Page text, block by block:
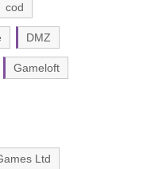
cod
DMZ
Gameloft
Ltd